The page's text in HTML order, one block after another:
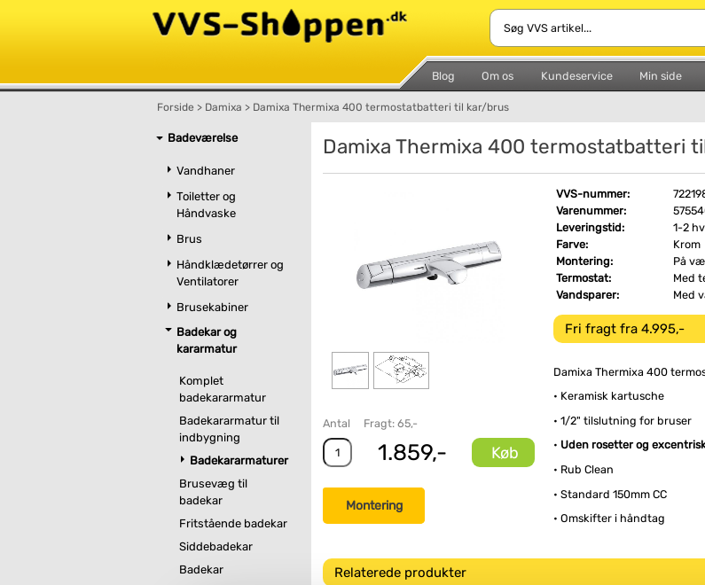
Blog Om os Kundeservice Min side
Forside > Damixa > Damixa Thermixa 400 termostatbatteri til kar/brus
Badeværelse
Vandhaner
Toiletter og
Håndvaske
Brus
Håndklædetørrer og
Ventilatorer
Brusekabiner
Badekar og
kararmatur
Komplet
badekararmatur
Badekararmatur til
indbygning
Badekararmaturer
Brusevæg til
badekar
Fritstående badekar
Siddebadekar
Badekar
Damixa Thermixa 400 termostatbatteri
Antal Fragt: 65,-
1.859,- Køb
Montering
VVS-nummer:
Varenummer:
Leveringstid:
1-2
Farve:
Krom
Montering:
På
Termostat:
Med
Vandsparer:
Med
Fri fragt fra 4.995,-
Damixa Thermixa 400
• Keramisk kartusche
• 1/2" tilslutning for bruser
• Uden rosetter og
• Rub Clean
• Standard 150mm CC
• Omskifter i håndtag
Relaterede produkter